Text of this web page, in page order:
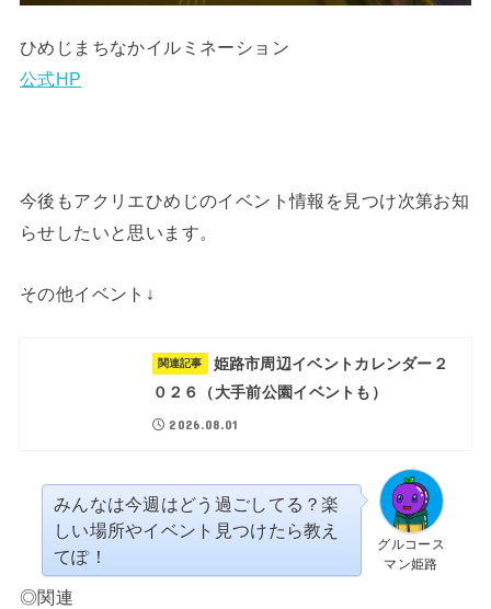
ひめじまちなかイルミネーション
公式HP
今後もアクリエひめじのイベント情報を見つけ次第お知
らせしたいと思います。
その他イベント↓
関連記事
姫路市周辺イベントカレンダー２
０２６（大手前公園イベントも）
2026.08.01
グルコース
マン姫路
みんなは今週はどう過ごしてる？楽
しい場所やイベント見つけたら教え
てぽ！
◎関連